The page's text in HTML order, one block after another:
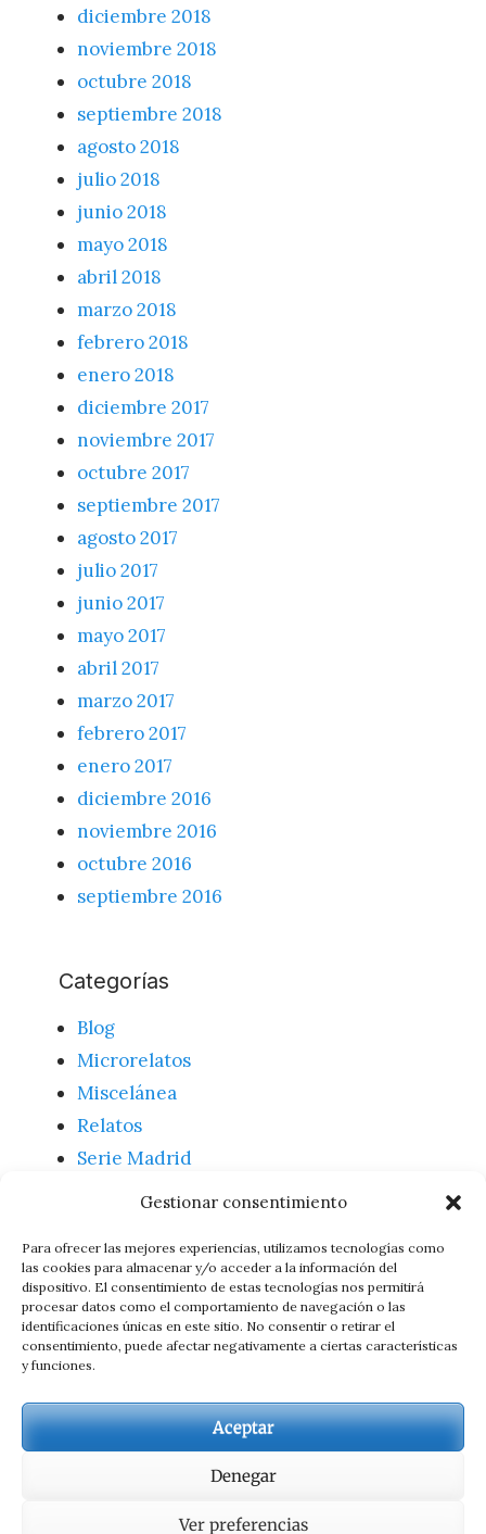
Gestionar consentimiento
Para ofrecer las mejores experiencias, utilizamos tecnologías como
las cookies para almacenar y/o acceder a la información del
dispositivo. El consentimiento de estas tecnologías nos permitirá
procesar datos como el comportamiento de navegación o las
identificaciones únicas en este sitio. No consentir o retirar el
consentimiento, puede afectar negativamente a ciertas características
y funciones.
Aceptar
Denegar
Ver preferencias
diciembre 2018
noviembre 2018
octubre 2018
septiembre 2018
agosto 2018
julio 2018
junio 2018
mayo 2018
abril 2018
marzo 2018
febrero 2018
enero 2018
diciembre 2017
noviembre 2017
octubre 2017
septiembre 2017
agosto 2017
julio 2017
junio 2017
mayo 2017
abril 2017
marzo 2017
febrero 2017
enero 2017
diciembre 2016
noviembre 2016
octubre 2016
septiembre 2016
Categorías
Blog
Microrelatos
Miscelánea
Relatos
Serie Madrid
Meta
Acceder
Feed de comentarios
WordPress.org